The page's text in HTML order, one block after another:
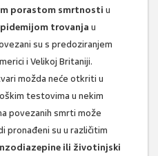
porastom smrtnosti u
trovanja u
su s predoziranjem
i Velikoj Britaniji.
možda neće otkriti u
testovima u nekim
povezanih smrti može
pronađeni su u različitim
ili životinjski